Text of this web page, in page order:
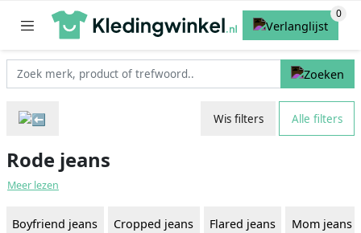
Wis filters Alle filters
Rode jeans
Meer lezen
Boyfriend jeans Cropped jeans Flared jeans Mom jeans